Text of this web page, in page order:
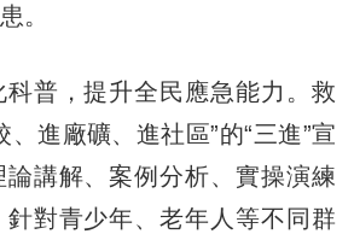
。
，提升全民應急能力。救
、進廠礦、進社區”的“三進”宣
講解、案例分析、實操演練
對青少年、老年人等不同群